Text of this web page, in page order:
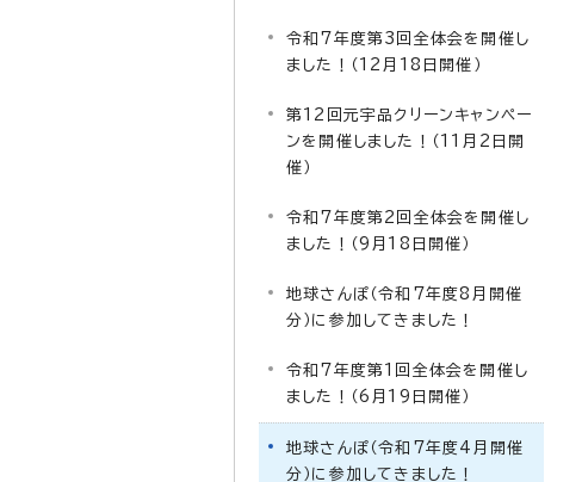
令和7年度第3回全体会を開催し
ました！（12月18日開催）
第12回元宇品クリーンキャンペー
ンを開催しました！（11月2日開
催）
令和7年度第2回全体会を開催し
ました！（9月18日開催）
地球さんぽ（令和7年度8月開催
分）に参加してきました！
令和7年度第1回全体会を開催し
ました！（6月19日開催）
地球さんぽ（令和7年度4月開催
分）に参加してきました！